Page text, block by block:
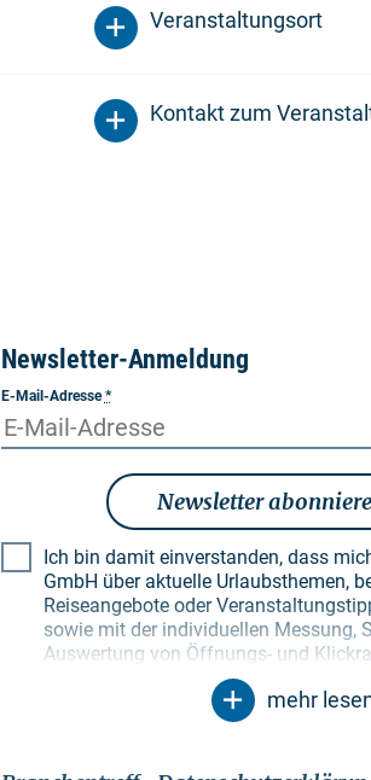
Veranstaltungsort
Kontakt zum
Newsletter-Anmeldung
E-Mail-Adresse*
Newsletter
Ich bin damit einverstanden, dass
GmbH über aktuelle Urlaubsthemen, besondere
Reiseangebote oder
sowie mit der individuellen Messung,
Auswertung von Öffnungs- und
Empfängerprofilen zu Zwecken der
Newsletter. Meine Daten werden
Zweck genutzt. Insbesondere erfolgt
Einwilligung jederzeit mit Wirkung für
mehr